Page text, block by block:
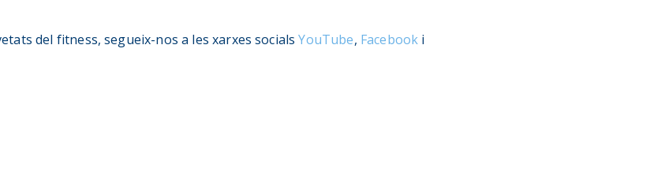
del fitness, segueix-nos a les xarxes socialsYouTube, Facebook i